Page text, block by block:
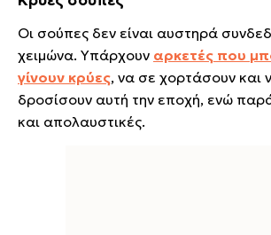
Οι σούπες δεν είναι αυστηρά
χειμώνα. Υπάρχουν αρκετές που
γίνουν κρύες, να σε χορτάσουν και
δροσίσουν αυτή την εποχή, ενώ
και απολαυστικές.